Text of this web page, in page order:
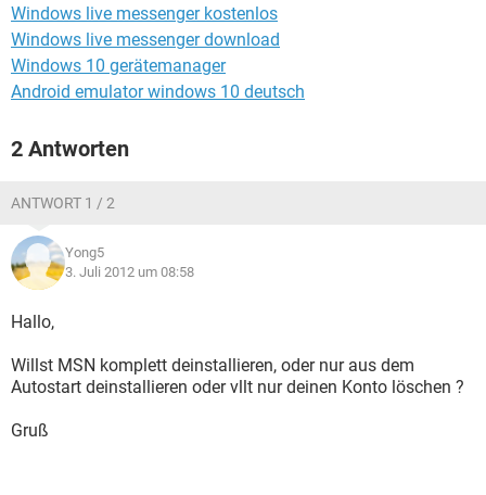
Windows live messenger kostenlos
Windows live messenger download
Windows 10 gerätemanager
Android emulator windows 10 deutsch
2 Antworten
ANTWORT 1 / 2
Yong5
3. Juli 2012 um 08:58
Hallo,
Willst MSN komplett deinstallieren, oder nur aus dem
Autostart deinstallieren oder vllt nur deinen Konto löschen ?
Gruß